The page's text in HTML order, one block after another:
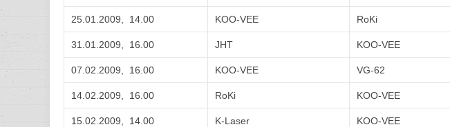
25.01.2009, 14.00 KOO-VEE RoKi
31.01.2009, 16.00 JHT KOO-VEE
07.02.2009, 16.00 KOO-VEE VG-62
14.02.2009, 16.00 RoKi KOO-VEE
15.02.2009, 14.00 K-Laser KOO-VEE